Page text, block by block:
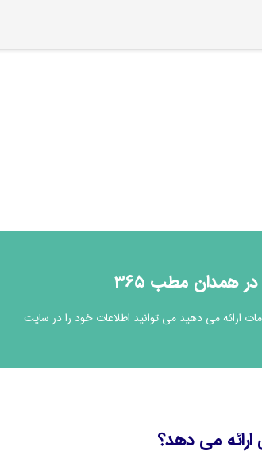
مطب ۳۶۵
ارائه می دهید می توانید اطلاعات خود را در سایت
می دهد؟